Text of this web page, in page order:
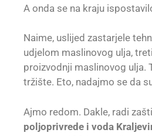
A onda se na kraju
Naime, uslijed zastarjele
udjelom maslinovog ulja,
proizvodnji maslinovog ulja.
tržište. Eto, nadajmo se da
Ajmo redom. Dakle, radi
poljoprivrede i voda